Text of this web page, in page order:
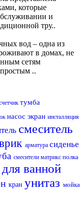
которые
и
тру..
вод – одна из
в домах, не
сетям
..
тумба
насос экран инсталляция
смеситель
арматура сиденье
смесители матрикс полка
ванной
кран унитаз мойка